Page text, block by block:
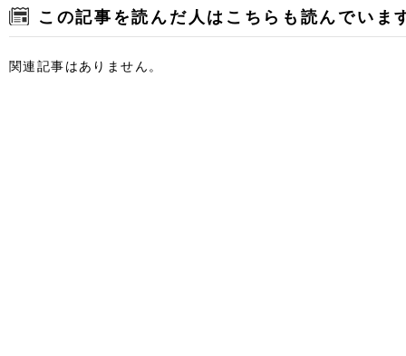
この記事を読んだ人はこちらも読んでいま
関連記事はありません。